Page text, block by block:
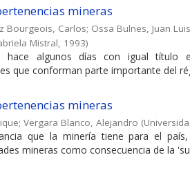
mineras
Bourgeois, Carlos; Ossa Bulnes, Juan Luis
Mistral, 1993)
hace algunos días con igual título
que conforman parte importante del
mineras
; Vergara Blanco, Alejandro (
que la minería tiene para el
mineras como consecuencia de la